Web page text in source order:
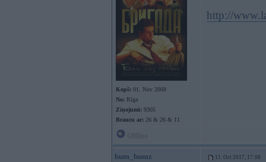
Kopš: 01. Nov 2008
No: Rīga
Ziņojumi: 9305
Braucu ar: 26 & 26 & 11
http://
bum_bumz 11. Oct 2017, 17:08